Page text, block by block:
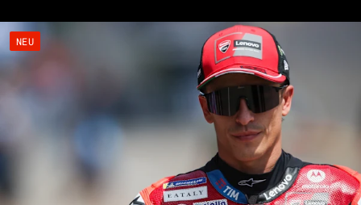
NEU